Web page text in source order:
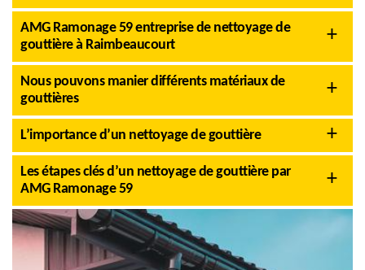
AMG Ramonage 59 entreprise de nettoyage de
gouttière à Raimbeaucourt
Nous pouvons manier différents matériaux de
gouttières
L’importance d’un nettoyage de gouttière
Les étapes clés d’un nettoyage de gouttière par
AMG Ramonage 59